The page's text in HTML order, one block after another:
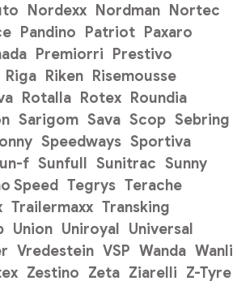
Nordexx Nordman Nortec
Pandino Patriot Paxaro
Premiorri Prestivo
Riga Riken Risemousse
Rotalla Rotex Roundia
Sarigom Sava Scop Sebring
Speedways Sportiva
f Sunfull Sunitrac Sunny
Speed Tegrys Terache
Trailermaxx Transking
Union Uniroyal Universal
Vredestein VSP Wanda Wanli
Zestino Zeta Ziarelli Z-Tyre